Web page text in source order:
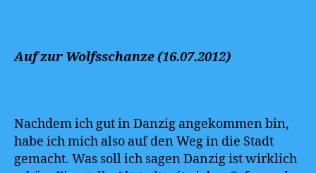
Auf zur Wolfsschanze (16.07.2012)
Nachdem ich gut in Danzig angekommen bin,
habe ich mich also auf den Weg in die Stadt
gemacht. Was soll ich sagen Danzig ist wirklich